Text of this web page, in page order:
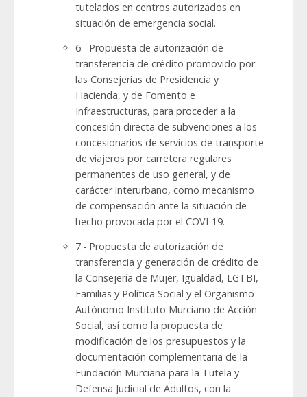
tutelados en centros autorizados en
situación de emergencia social.
6.- Propuesta de autorización de
transferencia de crédito promovido por
las Consejerías de Presidencia y
Hacienda, y de Fomento e
Infraestructuras, para proceder a la
concesión directa de subvenciones a los
concesionarios de servicios de transporte
de viajeros por carretera regulares
permanentes de uso general, y de
carácter interurbano, como mecanismo
de compensación ante la situación de
hecho provocada por el COVI-19.
7.- Propuesta de autorización de
transferencia y generación de crédito de
la Consejería de Mujer, Igualdad, LGTBI,
Familias y Política Social y el Organismo
Autónomo Instituto Murciano de Acción
Social, así como la propuesta de
modificación de los presupuestos y la
documentación complementaria de la
Fundación Murciana para la Tutela y
Defensa Judicial de Adultos, con la